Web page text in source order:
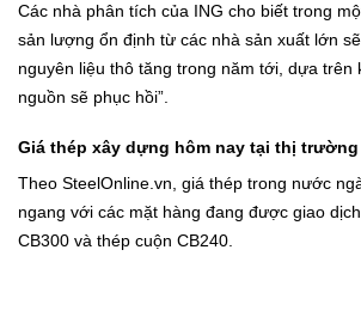
Các nhà phân tích của ING cho biết trong
sản lượng ổn định từ các nhà sản xuất lớn
nguyên liệu thô tăng trong năm tới, dựa trên
nguồn sẽ phục hồi”.
Giá thép xây dựng hôm nay tại thị
Theo SteelOnline.vn , giá thép trong nước
ngang với các mặt hàng đang được giao
CB300 và thép cuộn CB240.